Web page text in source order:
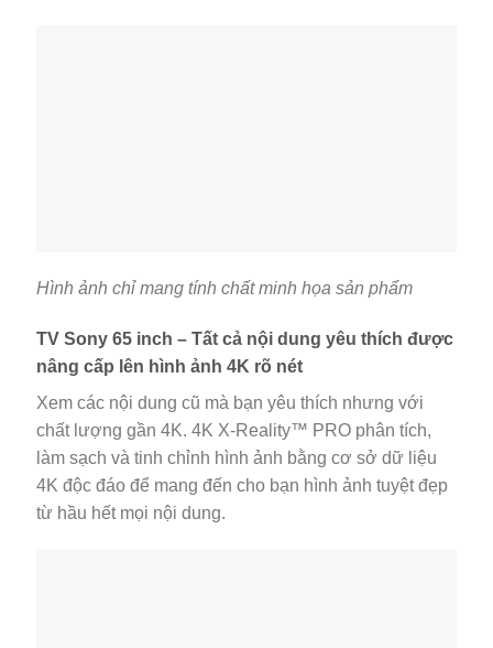
Hình ảnh chỉ mang tính chất minh họa sản phẩm
TV Sony 65 inch – Tất cả nội dung yêu thích được
nâng cấp lên hình ảnh 4K rõ nét
Xem các nội dung cũ mà bạn yêu thích nhưng với
chất lượng gần 4K. 4K X-Reality™ PRO phân tích,
làm sạch và tinh chỉnh hình ảnh bằng cơ sở dữ liệu
4K độc đáo để mang đến cho bạn hình ảnh tuyệt đẹp
từ hầu hết mọi nội dung.